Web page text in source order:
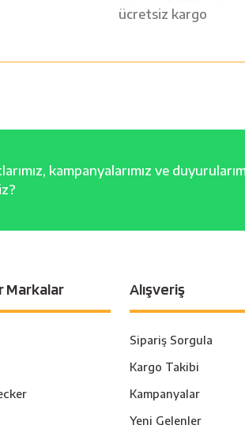
ücretsiz kargo
kampanyalarımız ve
Markalar Alışveriş
Sipariş Sorgula
Kargo Takibi
Kampanyalar
Yeni Gelenler